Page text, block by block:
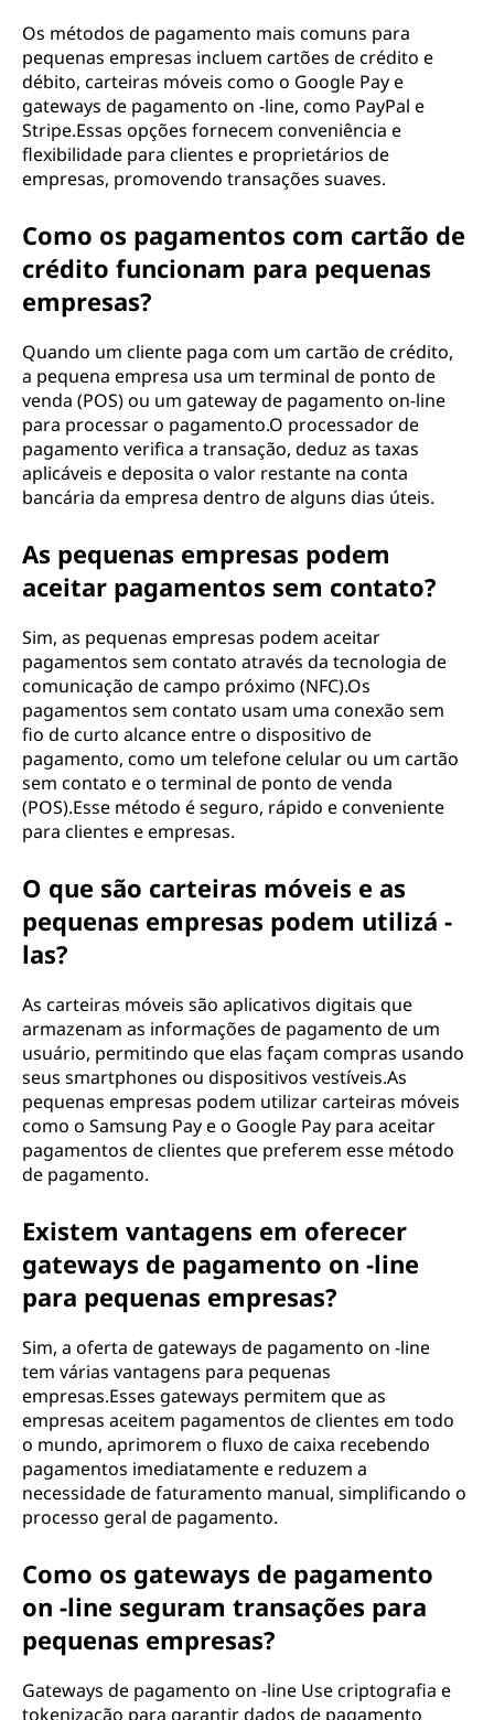
Os métodos de pagamento mais comuns para
pequenas empresas incluem cartões de crédito e
débito, carteiras móveis como o Google Pay e
gateways de pagamento on -line, como PayPal e
Stripe.Essas opções fornecem conveniência e
flexibilidade para clientes e proprietários de
empresas, promovendo transações suaves.
Como os pagamentos com cartão de
crédito funcionam para pequenas
empresas?
Quando um cliente paga com um cartão de crédito,
a pequena empresa usa um terminal de ponto de
venda (POS) ou um gateway de pagamento on-line
para processar o pagamento.O processador de
pagamento verifica a transação, deduz as taxas
aplicáveis e deposita o valor restante na conta
bancária da empresa dentro de alguns dias úteis.
As pequenas empresas podem
aceitar pagamentos sem contato?
Sim, as pequenas empresas podem aceitar
pagamentos sem contato através da tecnologia de
comunicação de campo próximo (NFC).Os
pagamentos sem contato usam uma conexão sem
fio de curto alcance entre o dispositivo de
pagamento, como um telefone celular ou um cartão
sem contato e o terminal de ponto de venda
(POS).Esse método é seguro, rápido e conveniente
para clientes e empresas.
O que são carteiras móveis e as
pequenas empresas podem utilizá -
las?
As carteiras móveis são aplicativos digitais que
armazenam as informações de pagamento de um
usuário, permitindo que elas façam compras usando
seus smartphones ou dispositivos vestíveis.As
pequenas empresas podem utilizar carteiras móveis
como o Samsung Pay e o Google Pay para aceitar
pagamentos de clientes que preferem esse método
de pagamento.
Existem vantagens em oferecer
gateways de pagamento on -line
para pequenas empresas?
Sim, a oferta de gateways de pagamento on -line
tem várias vantagens para pequenas
empresas.Esses gateways permitem que as
empresas aceitem pagamentos de clientes em todo
o mundo, aprimorem o fluxo de caixa recebendo
pagamentos imediatamente e reduzem a
necessidade de faturamento manual, simplificando o
processo geral de pagamento.
Como os gateways de pagamento
on -line seguram transações para
pequenas empresas?
Gateways de pagamento on -line Use criptografia e
tokenização para garantir dados de pagamento